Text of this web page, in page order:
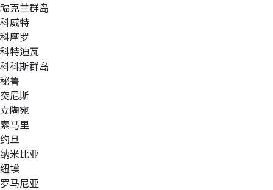
福克兰群岛
科威特
科摩罗
科特迪瓦
科科斯群岛
秘鲁
突尼斯
立陶宛
索马里
约旦
纳米比亚
纽埃
罗马尼亚